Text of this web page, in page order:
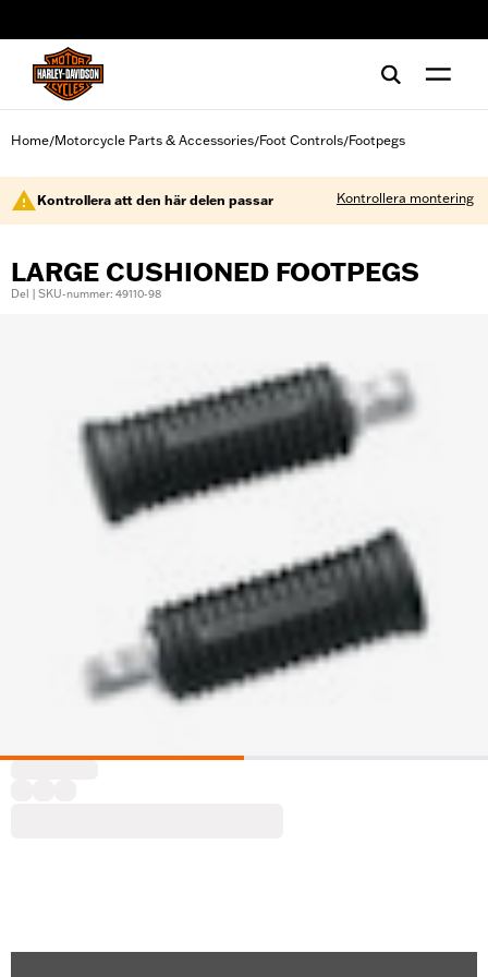
Home/Motorcycle Parts & Accessories/Foot Controls/Footpegs
Kontrollera att den här delen passar Kontrollera montering
LARGE CUSHIONED FOOTPEGS
Del | SKU-nummer: 49110-98